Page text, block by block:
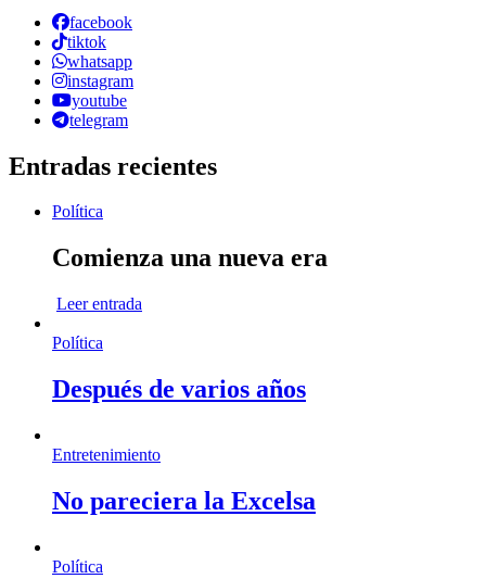
facebook
tiktok
whatsapp
instagram
youtube
telegram
Entradas recientes
Política
Comienza una nueva era
Leer entrada
Política
Después de varios años
Entretenimiento
No pareciera la Excelsa
Política